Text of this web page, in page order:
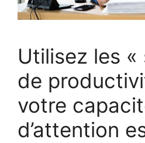
Utilisez les «
de
votre
d’attention